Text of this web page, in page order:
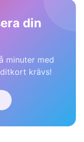
din
minuter med
krävs!